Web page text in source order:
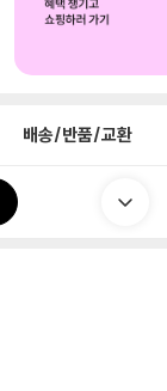
배송/반품/교환